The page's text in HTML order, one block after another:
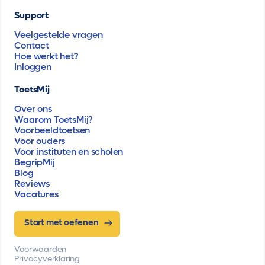
Support
Veelgestelde vragen
Contact
Hoe werkt het?
Inloggen
ToetsMij
Over ons
Waarom ToetsMij?
Voorbeeldtoetsen
Voor ouders
Voor instituten en scholen
BegripMij
Blog
Reviews
Vacatures
Start met oefenen
Voorwaarden
Privacyverklaring